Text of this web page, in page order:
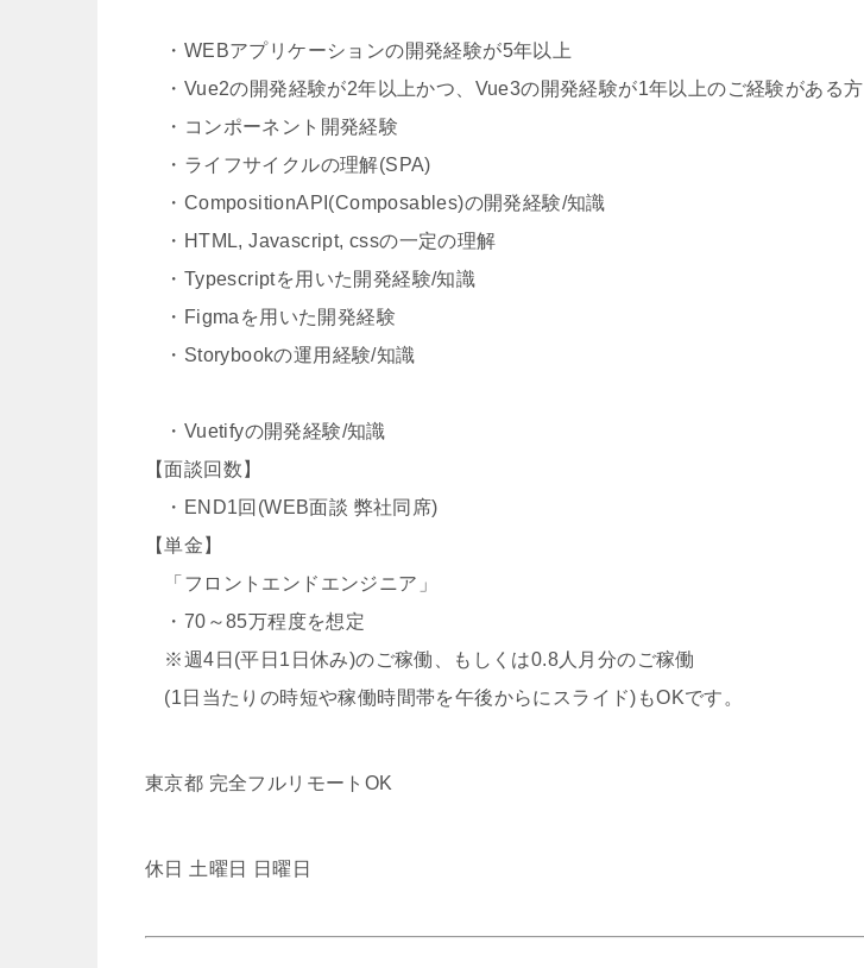
・WEBアプリケーションの開発経験が5年以上
・Vue2の開発経験が2年以上かつ、Vue3の開発経験が1年以上のご経験がある方
・コンポーネント開発経験
・ライフサイクルの理解(SPA)
・CompositionAPI(Composables)の開発経験/知識
・HTML, Javascript, cssの一定の理解
・Typescriptを用いた開発経験/知識
・Figmaを用いた開発経験
・Storybookの運用経験/知識
・Vuetifyの開発経験/知識
【面談回数】
・END1回(WEB面談 弊社同席)
【単金】
「フロントエンドエンジニア」
・70～85万程度を想定
※週4日(平日1日休み)のご稼働、もしくは0.8人月分のご稼働
(1日当たりの時短や稼働時間帯を午後からにスライド)もOKです。
東京都 完全フルリモートOK
休日 土曜日 日曜日